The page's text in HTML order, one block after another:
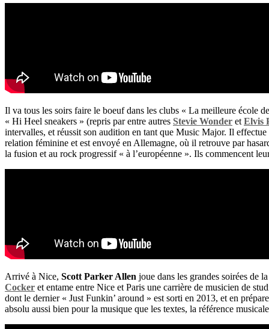
Il va tous les soirs faire le boeuf dans les clubs « La meilleure école
« Hi Heel sneakers » (repris par entre autres Stevie Wonder et Elvis
intervalles, et réussit son audition en tant que Music Major. Il
relation féminine et est envoyé en Allemagne, où il retrouve par
la fusion et au rock progressif « à l’européenne ». Ils commencent
Arrivé à Nice, Scott Parker Allen joue dans les grandes soirées de
Cocker et entame entre Nice et Paris une carrière de musicien de
dont le dernier « Just Funkin’ around » est sorti en 2013, et en
absolu aussi bien pour la musique que les textes, la référence